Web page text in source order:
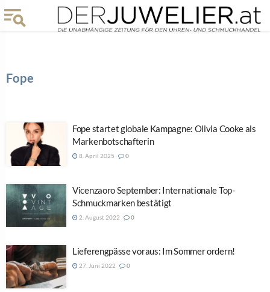
Fope
Fope startet globale Kampagne: Olivia Cooke als
Markenbotschafterin
8. April 2025 0
Vicenzaoro September: Internationale Top-
Schmuckmarken bestätigt
2. August 2022 0
Lieferengpässe voraus: Im Sommer ordern!
27. Juni 2022 0